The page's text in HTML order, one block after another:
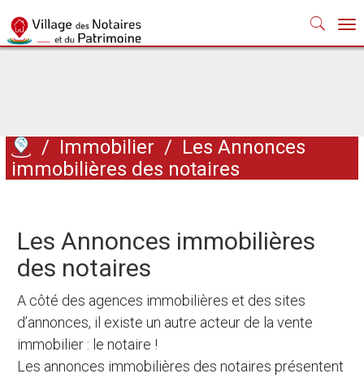
/ Immobilier / Les Annonces
immobilières des notaires
Les Annonces immobilières
des notaires
A côté des agences immobilières et des sites
d’annonces, il existe un autre acteur de la vente
immobilier : le notaire !
Les annonces immobilières des notaires présentent